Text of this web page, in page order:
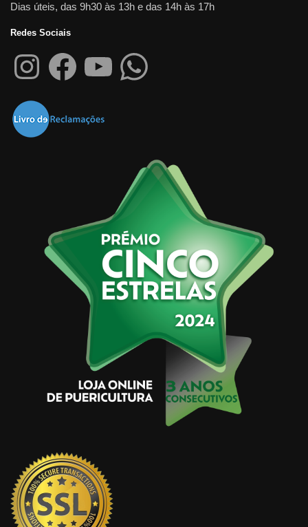
Dias úteis, das 9h30 às 13h e das 14h às 17h
Redes Sociais